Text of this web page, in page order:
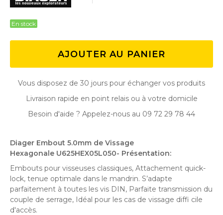
En stock
AJOUTER AU PANIER
Vous disposez de 30 jours pour échanger vos produits
Livraison rapide en point relais ou à votre domicile
Besoin d'aide ? Appelez-nous au 09 72 29 78 44
Diager Embout 5.0mm de Vissage
Hexagonale U625HEX05L050 - Présentation:
Embouts pour visseuses classiques, Attachement quick-
lock, tenue optimale dans le mandrin. S’adapte
parfaitement à toutes les vis DIN, Parfaite transmission du
couple de serrage, Idéal pour les cas de vissage diffi cile
d'accès.